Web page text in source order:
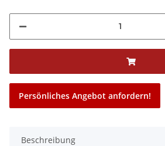
Persönliches Angebot anfordern!
Beschreibung